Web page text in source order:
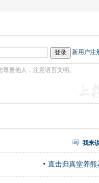
新用户注
我来
直击归真堂养熊